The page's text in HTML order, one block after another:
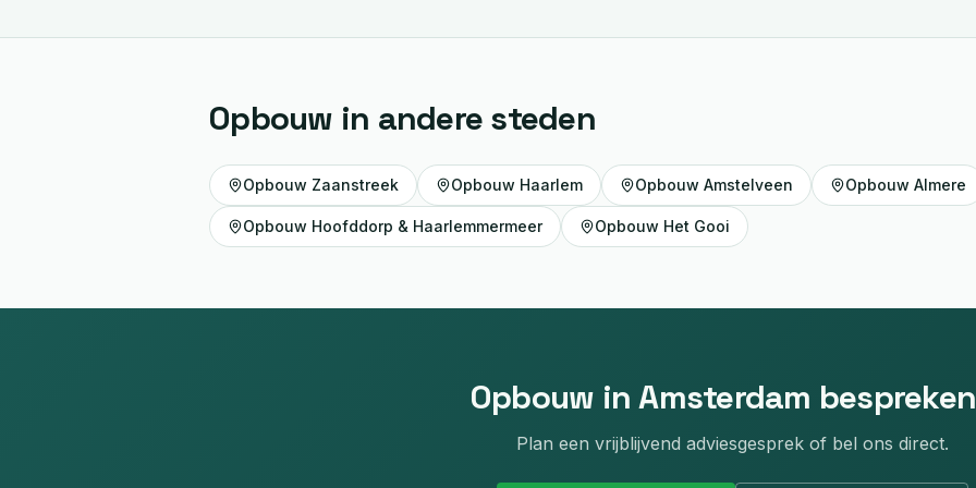
Opbouw in andere steden
Opbouw Zaanstreek Opbouw Haarlem Opbouw Amstelveen Opbouw Almere
Opbouw Hoofddorp & Haarlemmermeer Opbouw Het Gooi
Opbouw inAmsterdam
Plan een vrijblijvend adviesgesprek of bel ons direct.